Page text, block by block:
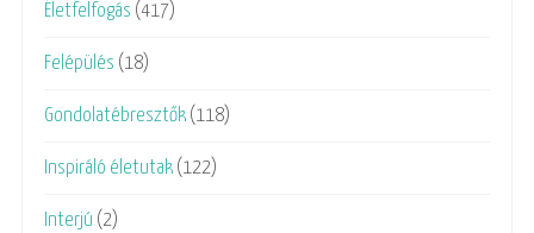
Életfelfogás (417)
Felépülés (18)
Gondolatébresztők (118)
Inspiráló életutak (122)
Interjú (2)